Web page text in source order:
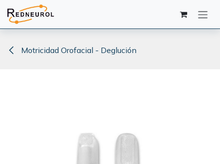
Ir al contenido
Motricidad Orofacial - Deglución